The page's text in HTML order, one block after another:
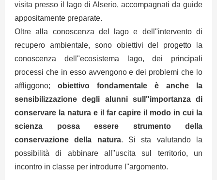
visita presso il lago di Alserio, accompagnati da guide
appositamente preparate.
Oltre alla conoscenza del lago e dell"intervento di
recupero ambientale, sono obiettivi del progetto la
conoscenza dell"ecosistema lago, dei principali
processi che in esso avvengono e dei problemi che lo
affliggono; obiettivo fondamentale è anche la
sensibilizzazione degli alunni sull"importanza di
conservare la natura e il far capire il modo in cui la
scienza possa essere strumento della
conservazione della natura. Si sta valutando la
possibilità di abbinare all"uscita sul territorio, un
incontro in classe per introdurre l"argomento.